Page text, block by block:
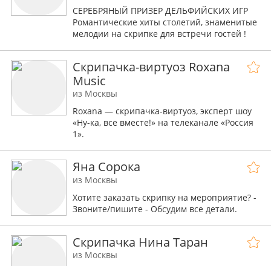
СЕРЕБРЯНЫЙ ПРИЗЕР ДЕЛЬФИЙСКИХ ИГР
Романтические хиты столетий, знаменитые
мелодии на скрипке для встречи гостей !
Скрипачка-виртуоз Roxana
Music
из Москвы
Roxana — скрипачка-виртуоз, эксперт шоу
«Ну-ка, все вместе!» на телеканале «Россия
1».
аранжировках.
Яна Сорока
из Москвы
Хотите заказать скрипку на мероприятие? -
Звоните/пишите - Обсудим все детали.
Скрипачка Нина Таран
из Москвы